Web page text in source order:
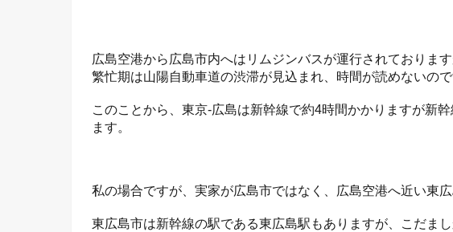
広島空港から広島市内へはリムジンバスが運行されておりま
繁忙期は山陽自動車道の渋滞が見込まれ、時間が読めないので
このことから、東京-広島は新幹線で約4時間かかりますが新
ます。
私の場合ですが、実家が広島市ではなく、広島空港へ近い東
東広島市は新幹線の駅である東広島駅もありますが、こだま